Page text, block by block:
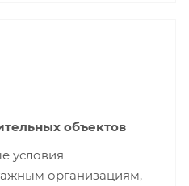
объектов
условия
организациям,